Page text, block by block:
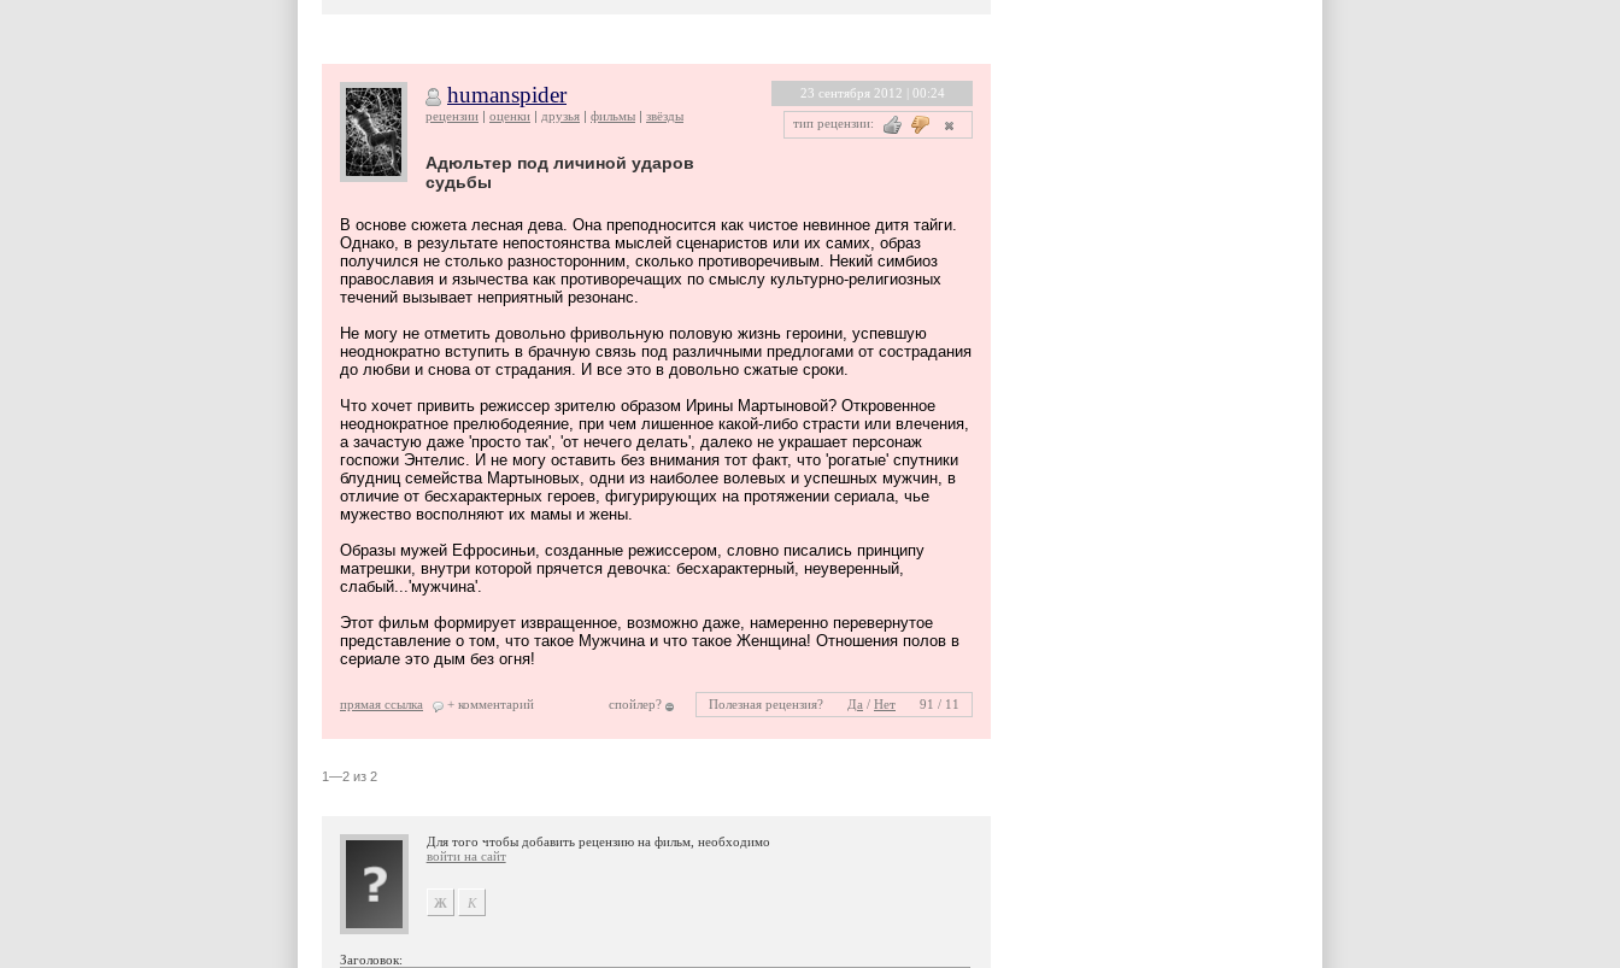
humanspider
рецензии оценки друзья фильмы звёзды
Адюльтер под личиной ударов
судьбы
В основе сюжета лесная дева. Она преподносится как чистое невинное дитя тайги.
Однако, в результате непостоянства мыслей сценаристов или их самих, образ
получился не столько разносторонним, сколько противоречивым. Некий симбиоз
православия и язычества как противоречащих по смыслу культурно-религиозных
течений вызывает неприятный резонанс.
Не могу не отметить довольно фривольную половую жизнь героини, успевшую
неоднократно вступить в брачную связь под различными предлогами от сострадания
до любви и снова от страдания. И все это в довольно сжатые сроки.
Что хочет привить режиссер зрителю образом Ирины Мартыновой? Откровенное
неоднократное прелюбодеяние, при чем лишенное какой-либо страсти или влечения,
а зачастую даже 'просто так', 'от нечего делать', далеко не украшает персонаж
госпожи Энтелис. И не могу оставить без внимания тот факт, что 'рогатые' спутники
блудниц семейства Мартыновых, одни из наиболее волевых и успешных мужчин, в
отличие от бесхарактерных героев, фигурирующих на протяжении сериала, чье
мужество восполняют их мамы и жены.
Образы мужей Ефросиньи, созданные режиссером, словно писались принципу
матрешки, внутри которой прячется девочка: бесхарактерный, неуверенный,
слабый...'мужчина'.
Этот фильм формирует извращенное, возможно даже, намеренно перевернутое
представление о том, что такое Мужчина и что такое Женщина! Отношения полов в
сериале это дым без огня!
прямая ссылка + комментарий Полезная рецензия?
спойлер? Да / Нет 91 / 11
23 сентября 2012 | 00:24
тип рецензии:
1—2 из 2
Для того чтобы добавить рецензию на фильм, необходимо
войти на сайт
Заголовок: